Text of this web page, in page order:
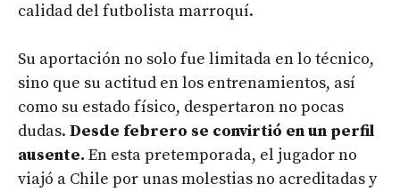
calidad del futbolista marroquí.
Su aportación no solo fue limitada en lo técnico,
sino que su actitud en los entrenamientos, así
como su estado físico, despertaron no pocas
dudas. Desde febrero se convirtió en un perfil
ausente. En esta pretemporada, el jugador no
viajó a Chile por unas molestias no acreditadas y